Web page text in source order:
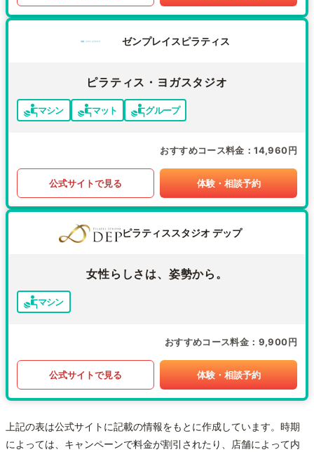
ゼンプレイスピラティス
ピラティス・ヨガスタジオ
マシン マット グループ
おすすめコース料金 14,960円
公式サイトで見る 体験・相談予約
ピラティススタジオ デップ
女性らしさは、姿勢から。
マシン
おすすめコース料金 9,900円
公式サイトで見る 体験・相談予約
上記の表は公式サイトに記載の情報をもとに作成しています。時期
によっては、キャンペーンで料金が割引されたり、店舗によって内